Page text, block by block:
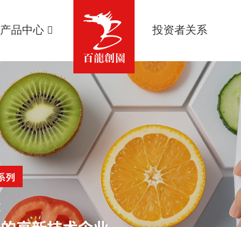
产品中心 投资者关系